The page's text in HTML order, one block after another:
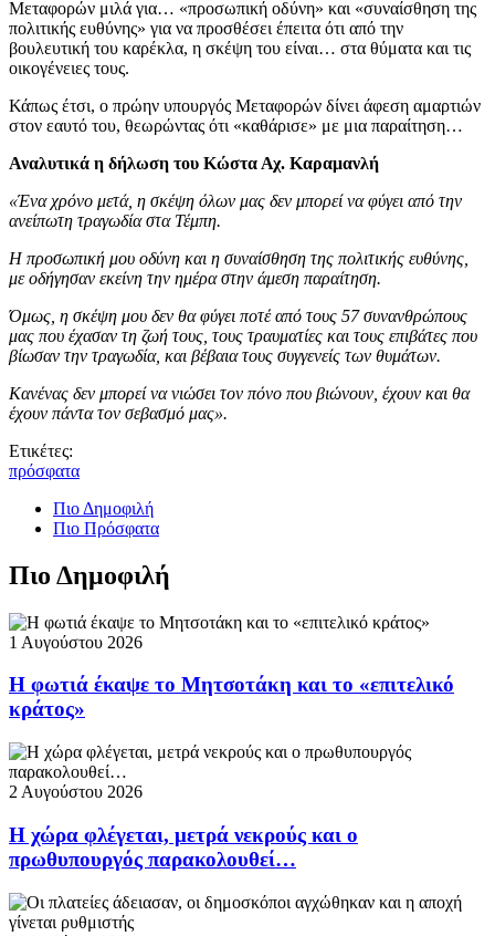
Μεταφορών μιλά για… «προσωπική οδύνη» και «συναίσθηση της
πολιτικής ευθύνης» για να προσθέσει έπειτα ότι από την
βουλευτική του καρέκλα, η σκέψη του είναι… στα θύματα και τις
οικογένειες τους.
Κάπως έτσι, ο πρώην υπουργός Μεταφορών δίνει άφεση αμαρτιών
στον εαυτό του, θεωρώντας ότι «καθάρισε» με μια παραίτηση…
Αναλυτικά η δήλωση του Κώστα Αχ. Καραμανλή
«Ένα χρόνο μετά, η σκέψη όλων μας δεν μπορεί να φύγει από την
ανείπωτη τραγωδία στα Τέμπη.
Η προσωπική μου οδύνη και η συναίσθηση της πολιτικής ευθύνης,
με οδήγησαν εκείνη την ημέρα στην άμεση παραίτηση.
Όμως, η σκέψη μου δεν θα φύγει ποτέ από τους 57 συνανθρώπους
μας που έχασαν τη ζωή τους, τους τραυματίες και τους επιβάτες που
βίωσαν την τραγωδία, και βέβαια τους συγγενείς των θυμάτων.
Κανένας δεν μπορεί να νιώσει τον πόνο που βιώνουν, έχουν και θα
έχουν πάντα τον σεβασμό μας».
Ετικέτες:
πρόσφατα
Πιο Δημοφιλή
Πιο Πρόσφατα
Πιο Δημοφιλή
1 Αυγούστου 2026
Η φωτιά έκαψε το Μητσοτάκη και το «επιτελικό
κράτος»
2 Αυγούστου 2026
Η χώρα φλέγεται, μετρά νεκρούς και ο
πρωθυπουργός παρακολουθεί…